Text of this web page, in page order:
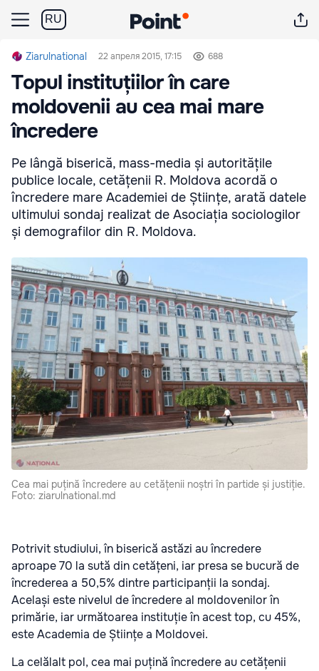
RU
Ziarulnational 22 апреля 2015, 17:15 688
Topul instituțiilor în care
moldovenii au cea mai mare
încredere
Pe lângă biserică, mass-media și autoritățile
publice locale, cetățenii R. Moldova acordă o
încredere mare Academiei de Științe, arată datele
ultimului sondaj realizat de Asociația sociologilor
și demografilor din R. Moldova.
Cea mai puțină încredere au cetățenii noștri în partide și justiție.
Foto: ziarulnational.md
Potrivit studiului, în biserică astăzi au încredere
aproape 70 la sută din cetățeni, iar presa se bucură de
încrederea a 50,5% dintre participanții la sondaj.
Același este nivelul de încredere al moldovenilor în
primărie, iar următoarea instituție în acest top, cu 45%,
este Academia de Științe a Moldovei.
La celălalt pol, cea mai puțină încredere au cetățenii